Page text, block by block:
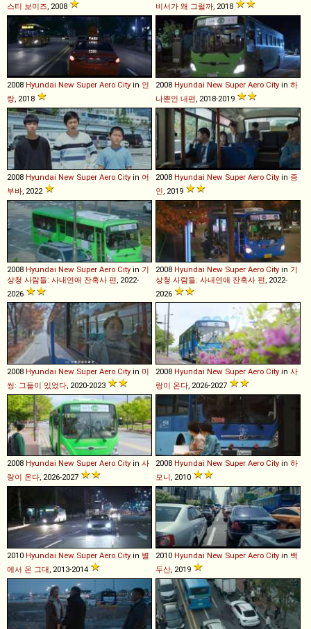
스티 보이즈 , 2008
비서가 왜 그럴까 , 2018
2008 Hyundai New Super Aero City in 인
랑 , 2018
2008 Hyundai New Super Aero City in 하
나뿐인 내편 , 2018-2019
2008 Hyundai New Super Aero City in 어
부바 , 2022
2008 Hyundai New Super Aero City in 증
인 , 2019
2008 Hyundai New Super Aero City in 기
상청 사람들: 사내연애 잔혹사 편 , 2022-
2026
2008 Hyundai New Super Aero City in 기
상청 사람들: 사내연애 잔혹사 편 , 2022-
2026
2008 Hyundai New Super Aero City in 미
씽: 그들이 있었다 , 2020-2023
2008 Hyundai New Super Aero City in 사
랑이 온다 , 2026-2027
2008 Hyundai New Super Aero City in 사
랑이 온다, 2026-2027
2008 Hyundai New Super Aero City in 하
모니, 2010
2010 Hyundai New Super Aero City in 별
에서 온 그대, 2013-2014
2010 Hyundai New Super Aero City in 백
두산, 2019